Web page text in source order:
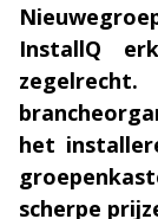
InstallQ
het
scherpe